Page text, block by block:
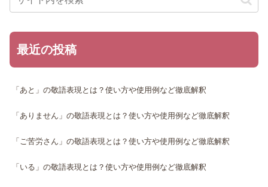
最近の投稿
「あと」の敬語表現とは？使い方や使用例など徹底解釈
「ありません」の敬語表現とは？使い方や使用例など徹底解釈
「ご苦労さん」の敬語表現とは？使い方や使用例など徹底解釈
「いる」の敬語表現とは？使い方や使用例など徹底解釈